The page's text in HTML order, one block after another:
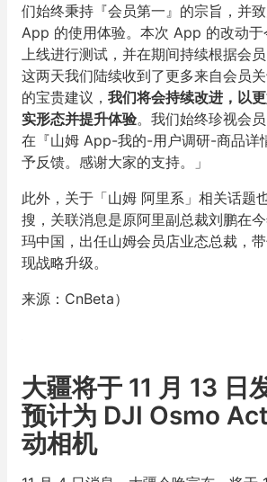
们始终秉持『会员第一』的宗旨，并
App 的使用体验。本次 App 的改动
上线进行测试，并在期间持续根据会
这两天我们陆续收到了更多来自会员
的宝贵建议， 我们将会持续改进，以
实形态并提升体验。我们始终珍视会
在『山姆 App-我的-用户调研-商品详
予反馈。感谢大家的支持。」
此外，关于「山姆 阿里系」相关话题
搜，关联消息是原阿里副总裁刘鹏在
玛中国，出任山姆会员店业态总裁，
现战略升级。
来源：CnBeta）
大疆将于 11 月 13 日
预计为 DJI Osmo
动相机